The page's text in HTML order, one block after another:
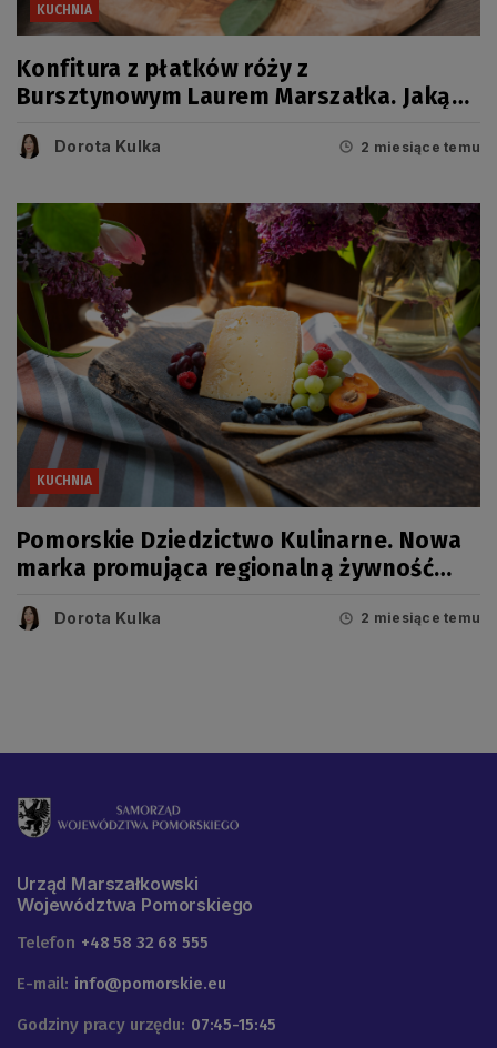
KUCHNIA
Konfitura z płatków róży z
Bursztynowym Laurem Marszałka. Jaką
[FOTO]Dorota Kulka 2 miesiące temu
KUCHNIA
Pomorskie Dziedzictwo Kulinarne. Nowa
marka promująca regionalną żywność
Dorota Kulka 2 miesiące temu
Urząd Marszałkowski
Województwa Pomorskiego
Telefon +48 58 32 68 555
E-mail: info@pomorskie.eu
Godziny pracy urzędu: 07:45-15:45